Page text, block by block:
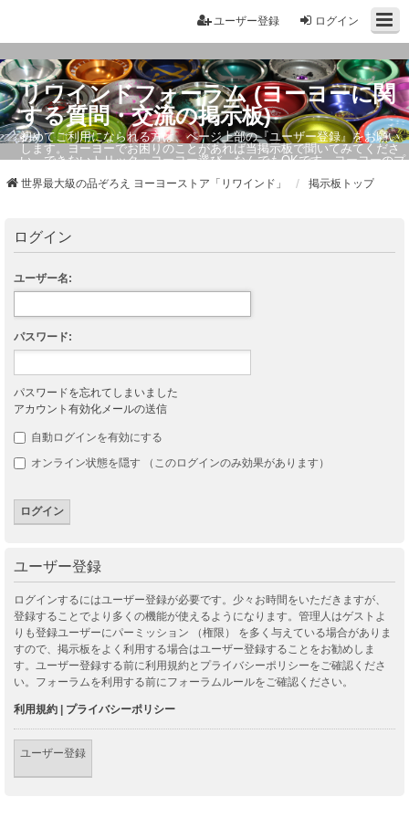
ログイン
ユーザー登録
リワインドフォーラム (ヨーヨーに関
する質問・交流の掲示板)
初めてご利用になられる方は、ページ上部の『ユーザー登録』をお願い
します。ヨーヨーでお困りのことがあれば当掲示板で聞いてみてくださ
い。できないトリック・ヨーヨー選び、なんでもOKです。ヨーヨーのプ
世界最大級の品ぞろえ ヨーヨーストア「リワインド」 掲示板トップ
ログイン
ユーザー名:
パスワード:
パスワードを忘れてしまいました
アカウント有効化メールの送信
自動ログインを有効にする
オンライン状態を隠す （このログインのみ効果があります）
ユーザー登録
ログインするにはユーザー登録が必要です。少々お時間をいただきますが、
登録することでより多くの機能が使えるようになります。管理人はゲストよ
りも登録ユーザーにパーミッション （権限） を多く与えている場合がありま
すので、掲示板をよく利用する場合はユーザー登録することをお勧めしま
す。ユーザー登録する前に利用規約とプライバシーポリシーをご確認くださ
い。フォーラムを利用する前にフォーラムルールをご確認ください。
利用規約 | プライバシーポリシー
ユーザー登録